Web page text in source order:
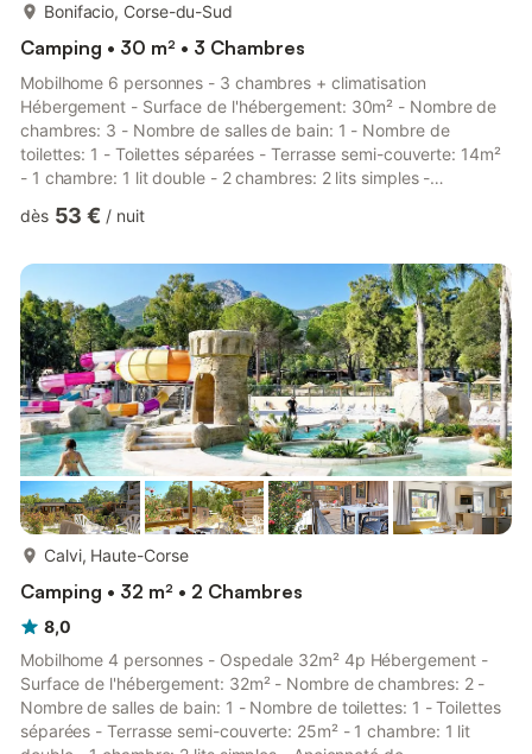
Bonifacio, Corse-du-Sud
Camping • 30 m² • 3 Chambres
Mobilhome 6 personnes - 3 chambres + climatisation
Hébergement - Surface de l'hébergement: 30m² - Nombre de
chambres: 3 - Nombre de salles de bain: 1 - Nombre de
toilettes: 1 - Toilettes séparées - Terrasse semi-couverte: 14m²
- 1 chambre: 1 lit double - 2 chambres: 2 lits simples -
Climatisation: Inclus dans le prix - Chauffage - Type de cuisine:
Vaisselle et ustensiles de cuisine - Cafetière électrique - Type
de toilettes: Toilettes - Linge de lit: En option payante, ...
dès 53 € / nuit
Calvi, Haute-Corse
Camping • 32 m² • 2 Chambres
8,0
Mobilhome 4 personnes - Ospedale 32m² 4p Hébergement -
Surface de l'hébergement: 32m² - Nombre de chambres: 2 -
Nombre de salles de bain: 1 - Nombre de toilettes: 1 - Toilettes
séparées - Terrasse semi-couverte: 25m² - 1 chambre: 1 lit